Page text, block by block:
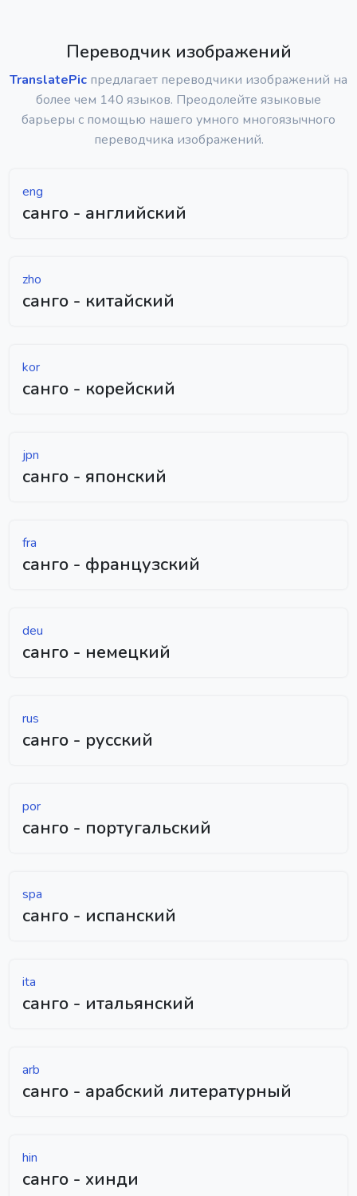
Переводчик изображений
TranslatePic предлагает переводчики изображений на
более чем 140 языков. Преодолейте языковые
барьеры с помощью нашего умного многоязычного
переводчика изображений.
eng
санго - английский
zho
санго - китайский
kor
санго - корейский
jpn
санго - японский
fra
санго - французский
deu
санго - немецкий
rus
санго - русский
por
санго - португальский
spa
санго - испанский
ita
санго - итальянский
arb
санго - арабский литературный
hin
санго - хинди